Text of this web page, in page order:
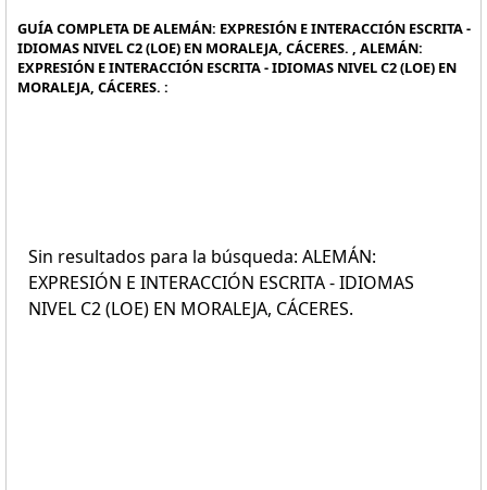
GUÍA COMPLETA DE ALEMÁN: EXPRESIÓN E INTERACCIÓN ESCRITA -
IDIOMAS NIVEL C2 (LOE) EN MORALEJA, CÁCERES. , ALEMÁN:
EXPRESIÓN E INTERACCIÓN ESCRITA - IDIOMAS NIVEL C2 (LOE) EN
MORALEJA, CÁCERES. :
Sin resultados para la búsqueda: ALEMÁN:
EXPRESIÓN E INTERACCIÓN ESCRITA - IDIOMAS
NIVEL C2 (LOE) EN MORALEJA, CÁCERES.